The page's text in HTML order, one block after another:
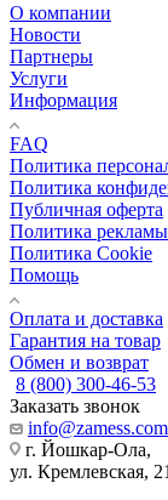
О компании
Новости
Партнеры
Услуги
Информация
FAQ
Политика
Политика
Публичная оферта
Политика рекламы
Политика Cookie
Помощь
Оплата и доставка
Гарантия на товар
Обмен и возврат
8 (800) 300-46-53
Заказать звонок
info@zamess.com
г. Йошкар-Ола,
ул. Кремлевская,